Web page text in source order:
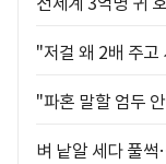
"저걸 왜 2배 주
"파혼 말할 엄두
벼 낱알 세다 풀